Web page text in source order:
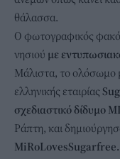
θάλασσα.
O φωτογραφικός
νησιού με
Μάλιστα, το ολόσωμο
ελληνικής εταιρίας
σχεδιαστικό δίδυμο
Ράπτη, και
MiRoLovesSugarfree.